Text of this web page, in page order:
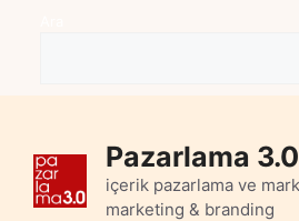
Pazarlama 3.0
içerik pazarlama ve
marketing & branding